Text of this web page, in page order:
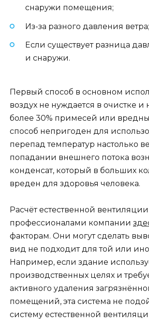
снаружи помещения;
Из-за разного давления ветра;
Если существует разница
и снаружи.
Первый способ в основном
воздух не нуждается в очистке и
более 30% примесей или
способ непригоден для
перепад температур настолько
попадании внешнего потока
конденсат, который в больших
вреден для здоровья человека.
Расчёт естественной
профессионалами компании
факторам. Они могут сделать
вид не подходит для той или
Например, если здание
производственных целях и
активного удаления
помещений, эта система не
систему естественной